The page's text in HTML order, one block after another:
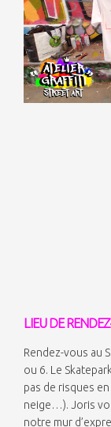
LIEU DE
Rendez-vous au
ou 6. Le
pas de risques en
neige…). Joris
notre mur